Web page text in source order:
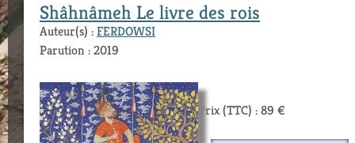
Shâhnâmeh Le livre des rois
Auteur(s) :FERDOWSI
Parution : 2019
Prix (TTC) : 89 €